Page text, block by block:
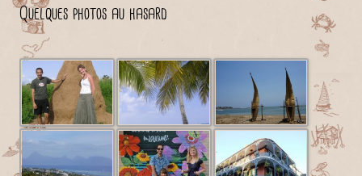
Quelques photos au hasard